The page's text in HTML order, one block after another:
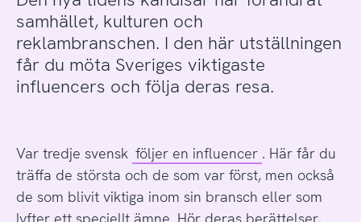
samhället, kulturen och
reklambranschen. I den här utställningen
får du möta Sveriges viktigaste
influencers och följa deras resa.
Var tredje svensk följer en influencer . Här får du
träffa de största och de som var först, men också
de som blivit viktiga inom sin bransch eller som